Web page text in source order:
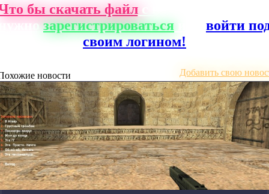
бы скачать файлс нашего сайта,
зарегистрироваться
войти
своим логином!
новости Добавить свою